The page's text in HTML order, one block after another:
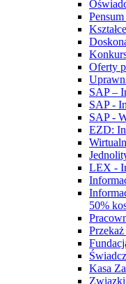
Oferty
SAP –
SAP -
SAP -
EZD:
LEX -
50%
Kasa